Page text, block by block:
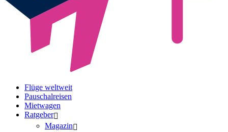
Flüge weltweit
Pauschalreisen
Mietwagen
Ratgeber
Magazin